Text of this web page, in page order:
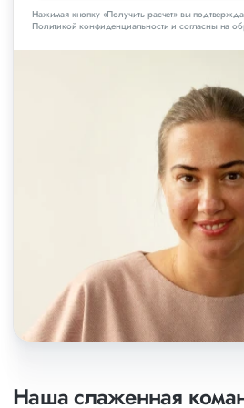
Нажимая кнопку «Получить расчет» вы
Политикой конфиденциальности и согласны на
Наша слаженная